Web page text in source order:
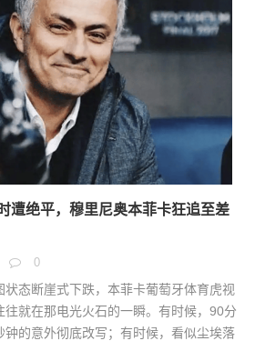
遭绝平，穆里尼奥本菲卡狂追至差
0
态断崖式下跌，本菲卡葡萄牙体育虎视
往就在那电光火石的一瞬。有时候，90分
的意外彻底改写；有时候，看似尘埃落